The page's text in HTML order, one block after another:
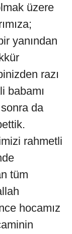
üzere
yanından
razı
babamı
da
rahmetli
tüm
hocamız